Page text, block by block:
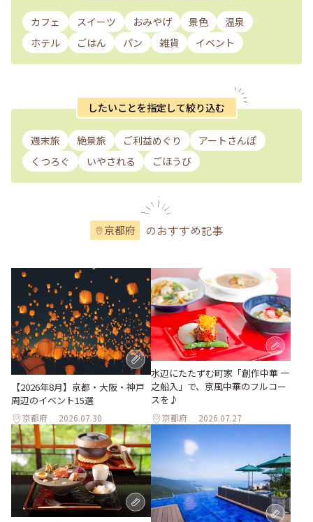
カフェ スイーツ おみやげ 景色
温泉
ホテル
ごはん パン 雑貨 イベント
したいことを指定して絞り込む
週末旅 絶景旅 ご利益めぐり
アートさんぽ
くつろぐ
いやされる ごほうび
京都府 のおすすめ記事
【2026年8月】京都・大阪・神戸
周辺のイベント15選
京都府 2026.07.30
水辺にたたずむ町家「創作中華 一
之船入」で、京風中華のフルコー
スを♪
京都府 2026.07.27